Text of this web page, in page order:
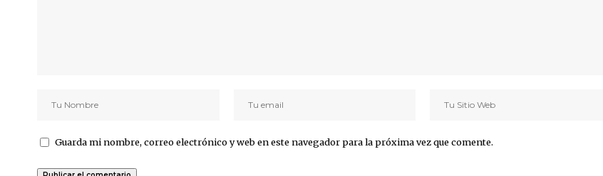
Guarda mi nombre, correo electrónico y web en este navegador para la próxima vez que comente.